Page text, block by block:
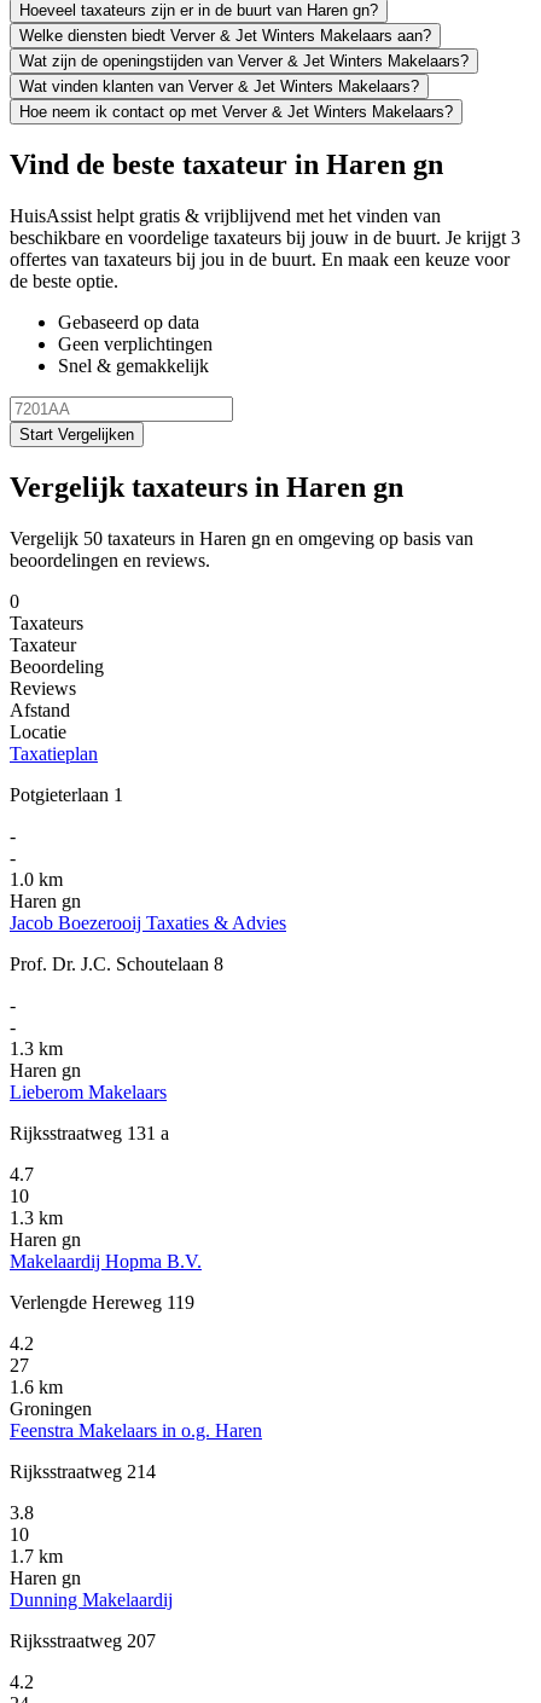
Hoeveel taxateurs zijn er in de buurt van Haren gn?
Welke diensten biedt Verver & Jet Winters Makelaars aan?
Wat zijn de openingstijden van Verver & Jet Winters Makelaars?
Wat vinden klanten van Verver & Jet Winters Makelaars?
Hoe neem ik contact op met Verver & Jet Winters Makelaars?
Vind de beste taxateur in Haren gn
HuisAssist helpt gratis & vrijblijvend met het vinden van
beschikbare en voordelige taxateurs bij jouw in de buurt. Je krijgt 3
offertes van taxateurs bij jou in de buurt. En maak een keuze voor
de beste optie.
Gebaseerd op data
Geen verplichtingen
Snel & gemakkelijk
Start Vergelijken
Vergelijk taxateurs in Haren gn
Vergelijk 50 taxateurs in Haren gn en omgeving op basis van
beoordelingen en reviews.
0
Taxateurs
Taxateur
Beoordeling
Reviews
Afstand
Locatie
Taxatieplan
Potgieterlaan 1
-
-
1.0 km
Haren gn
Jacob Boezerooij Taxaties & Advies
Prof. Dr. J.C. Schoutelaan 8
-
-
1.3 km
Haren gn
Lieberom Makelaars
Rijksstraatweg 131 a
4.7
10
1.3 km
Haren gn
Makelaardij Hopma B.V.
Verlengde Hereweg 119
4.2
27
1.6 km
Groningen
Feenstra Makelaars in o.g. Haren
Rijksstraatweg 214
3.8
10
1.7 km
Haren gn
Dunning Makelaardij
Rijksstraatweg 207
4.2